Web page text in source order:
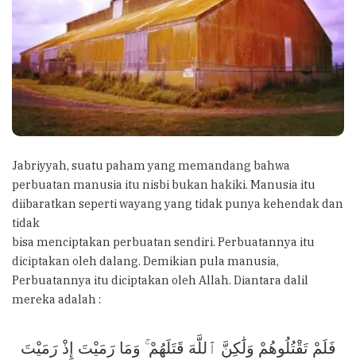
Jabriyyah, suatu paham yang memandang bahwa
perbuatan manusia itu nisbi bukan hakiki. Manusia itu
diibaratkan seperti wayang yang tidak punya kehendak dan
tidak
bisa menciptakan perbuatan sendiri. Perbuatannya itu
diciptakan oleh dalang. Demikian pula manusia,
Perbuatannya itu diciptakan oleh Allah. Diantara dalil
mereka adalah :
فَلَمْ تَقْتُلُوهُمْ وَلَٰكِنَّ ٱللَّهَ قَتَلَهُمْ ۚ وَمَا رَمَيْتَ إِذْ رَمَيْتَ